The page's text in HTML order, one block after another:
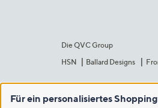
Die QVC Group
HSN
Ballard Designs
Für ein personalisiertes